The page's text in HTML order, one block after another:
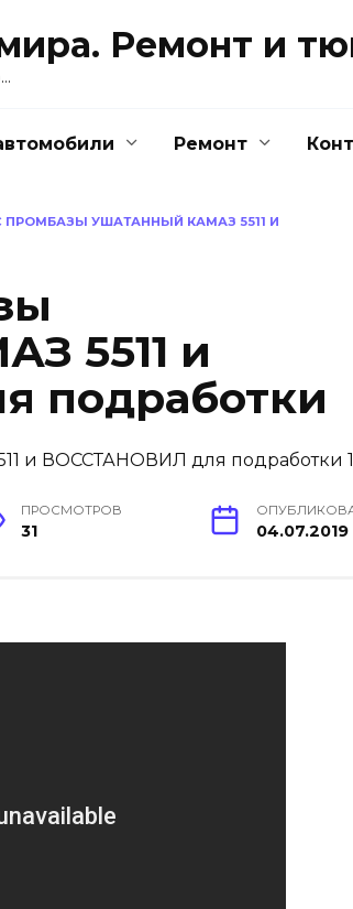
Ремонт и
Ремонт
ПРОМБАЗЫ УШАТАННЫЙ КАМАЗ 5511 И
5511 и
подработки
ПРОСМОТРОВ
31 04.07.2019